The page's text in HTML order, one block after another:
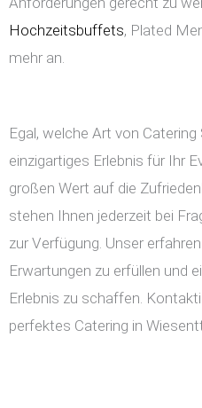
Hochzeitsbuffets, Plated
mehr an.
Egal, welche Art von
einzigartiges Erlebnis für Ihr
großen Wert auf die
stehen Ihnen jederzeit bei
zur Verfügung. Unser
Erwartungen zu erfüllen und
Erlebnis zu schaffen.
perfektes Catering in